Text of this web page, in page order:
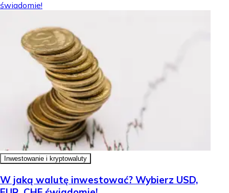
świadomie!
Inwestowanie i kryptowaluty
W jaką walutę inwestować? Wybierz USD,